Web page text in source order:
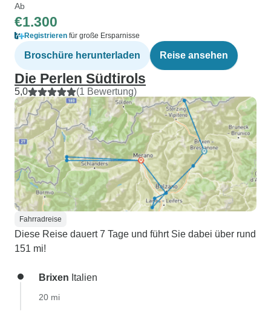
Ab
€1.300
Registrieren für große Ersparnisse
Broschüre herunterladen Reise ansehen
Die Perlen Südtirols
5,0 (1 Bewertung)
Fahrradreise
Diese Reise dauert 7 Tage und führt Sie dabei über rund
151 mi!
Brixen Italien
20 mi